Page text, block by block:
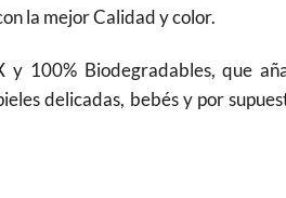
la mejor Calidad y color.
y 100% Biodegradables, que
delicadas, bebés y por